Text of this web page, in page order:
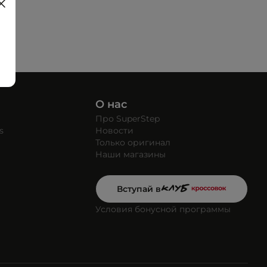
О нас
Про SuperStep
Новости
Только оригинал
Наши магазины
Вступай в
Условия бонусной программы